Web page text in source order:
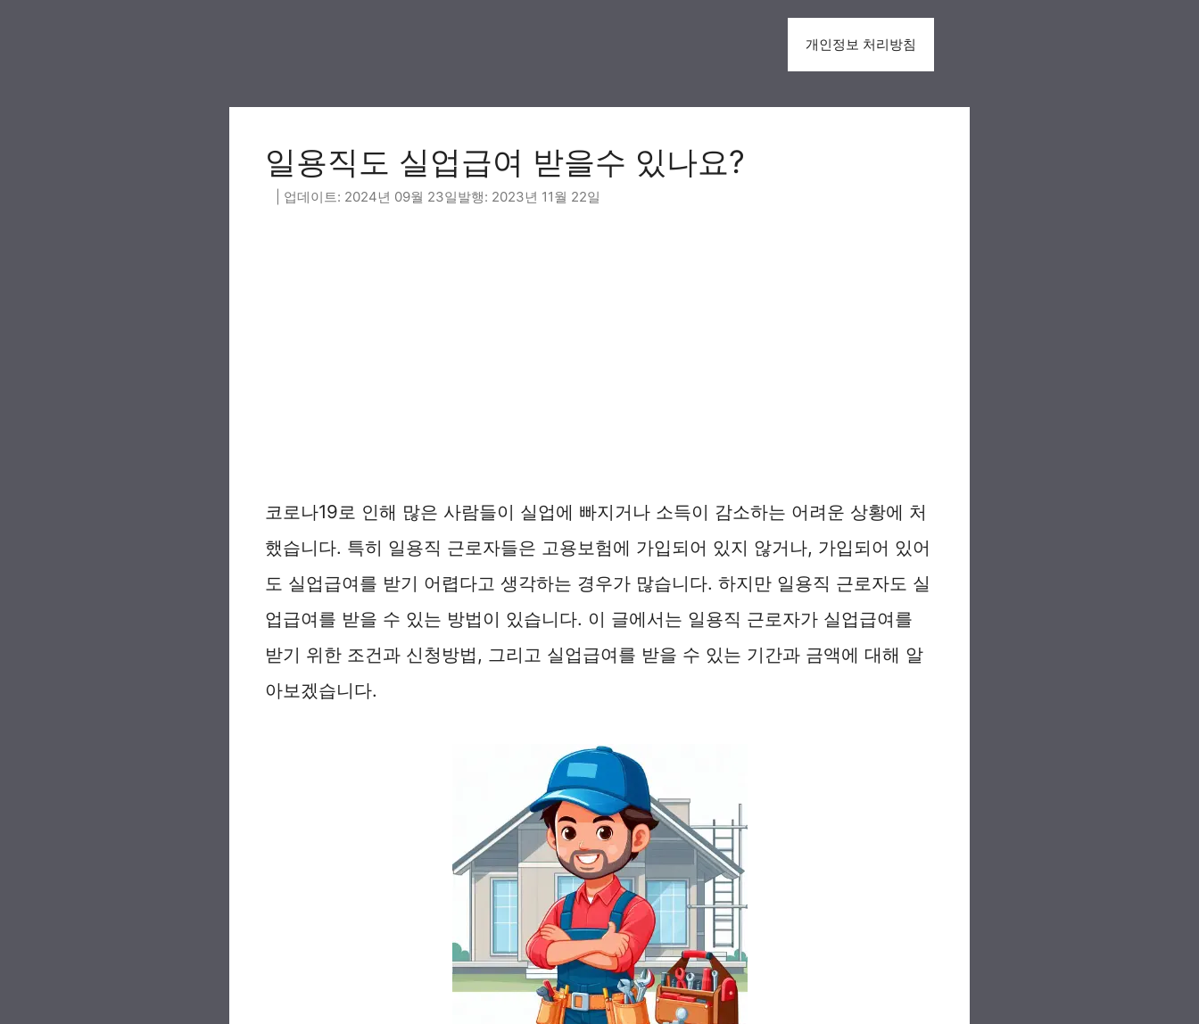
개인정보 처리방침
일용직도 실업급여 받을수 있나요?
2024년 09월 23일 2023년 11월 22일
코로나19로 인해 많은 사람들이 실업에 빠지거나 소득이 감소하는 어려운 상황에 처
했습니다. 특히 일용직 근로자들은 고용보험에 가입되어 있지 않거나, 가입되어 있어
도 실업급여를 받기 어렵다고 생각하는 경우가 많습니다. 하지만 일용직 근로자도 실
업급여를 받을 수 있는 방법이 있습니다. 이 글에서는 일용직 근로자가 실업급여를
받기 위한 조건과 신청방법, 그리고 실업급여를 받을 수 있는 기간과 금액에 대해 알
아보겠습니다.